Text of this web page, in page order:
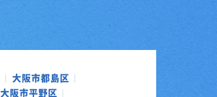
大阪市都島区
大阪市平野区